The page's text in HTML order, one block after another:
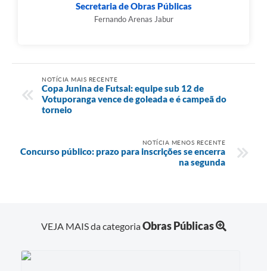
Secretaria de Obras Públicas
Fernando Arenas Jabur
NOTÍCIA MAIS RECENTE
Copa Junina de Futsal: equipe sub 12 de
Votuporanga vence de goleada e é campeã do
torneio
NOTÍCIA MENOS RECENTE
Concurso público: prazo para inscrições se encerra
na segunda
VEJA MAIS da categoriaObras Públicas